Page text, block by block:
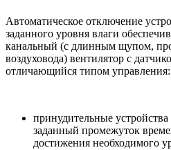
Автоматическое отключение
заданного уровня влаги
канальный (с длинным щупом,
воздуховода) вентилятор с
отличающийся типом управления:
принудительные
заданный промежуток
достижения необходимого